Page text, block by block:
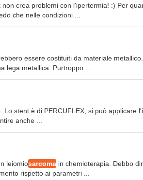
crea problemi con l'ipertermia! :) Per
che nelle condizioni ...
essere costituiti da materiale
lega metallica. Purtroppo ...
stent è di PERCUFLEX, si può applicare
anche ...
leiomiosarcoma in chemioterapia. Debbo
rispetto ai parametri ...